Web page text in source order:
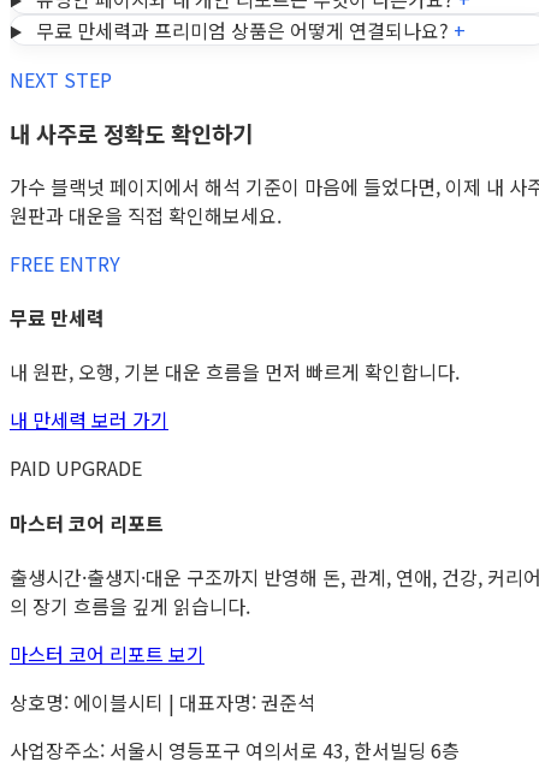
무료 만세력과 프리미엄 상품은 어떻게 연결되나요? +
NEXT STEP
내 사주로 정확도 확인하기
가수 블랙넛 페이지에서 해석 기준이 마음에 들었다면, 이제 내 사
원판과 대운을 직접 확인해보세요.
FREE ENTRY
무료 만세력
내 원판, 오행, 기본 대운 흐름을 먼저 빠르게 확인합니다.
내 만세력 보러 가기
PAID UPGRADE
마스터 코어 리포트
출생시간·출생지·대운 구조까지 반영해 돈, 관계, 연애, 건강, 커리
의 장기 흐름을 깊게 읽습니다.
마스터 코어 리포트 보기
상호명: 에이블시티 | 대표자명: 권준석
사업장주소: 서울시 영등포구 여의서로 43, 한서빌딩 6층